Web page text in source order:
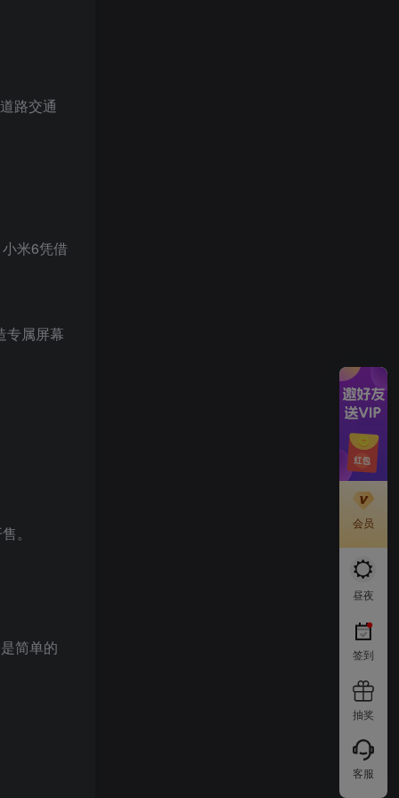
路交通
米6凭借
专属屏幕
。
简单的
会员
昼夜
签到
抽奖
客服